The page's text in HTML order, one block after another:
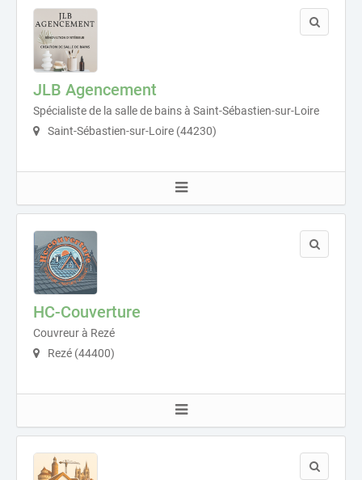
JLB Agencement
Spécialiste de la salle de bains à Saint-Sébastien-sur-Loire
Saint-Sébastien-sur-Loire (44230)
HC-Couverture
Couvreur à Rezé
Rezé (44400)